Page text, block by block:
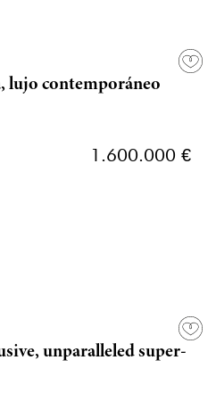
lujo contemporáneo
1.600.000 €
unparalleled super-